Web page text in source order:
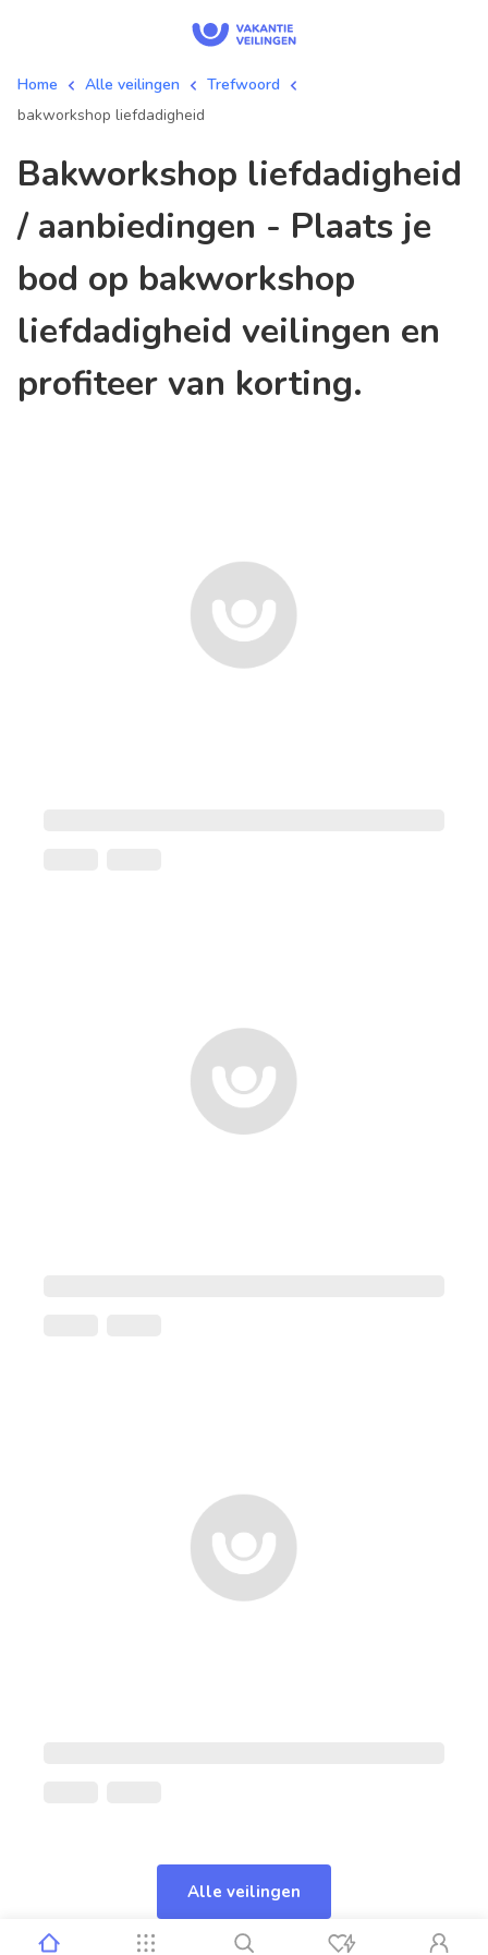
Home Alle veilingen
Trefwoord
bakworkshop liefdadigheid
bakworkshop liefdadigheid
/ aanbiedingen - Plaats je
bod op bakworkshop
liefdadigheid veilingen en
profiteer van korting.
Alle veilingen